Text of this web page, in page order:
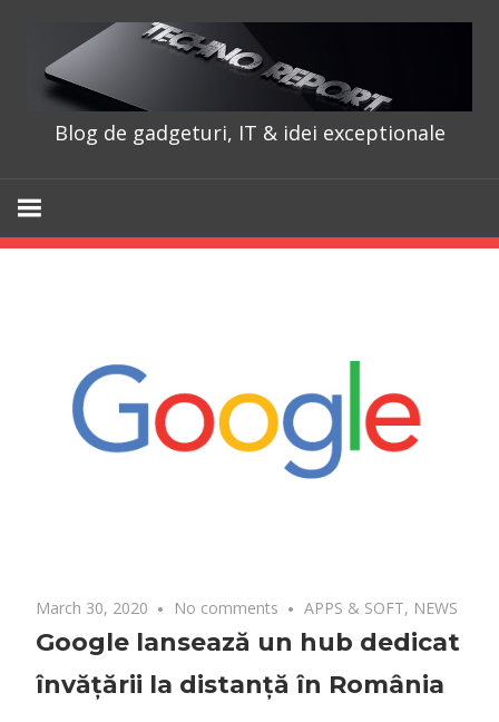
content
Blog de gadgeturi, IT & idei exceptionale
March 30, 2020 No comments APPS & SOFT, NEWS
Google lansează un hub dedicat
învățării la distanță în România